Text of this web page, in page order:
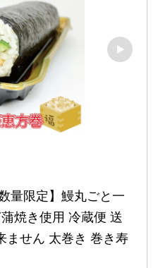
量限定】鰻丸ごと一
焼き使用 冷蔵便 送
ません 太巻き 巻き寿